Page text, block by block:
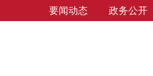
要闻动态 政务公开